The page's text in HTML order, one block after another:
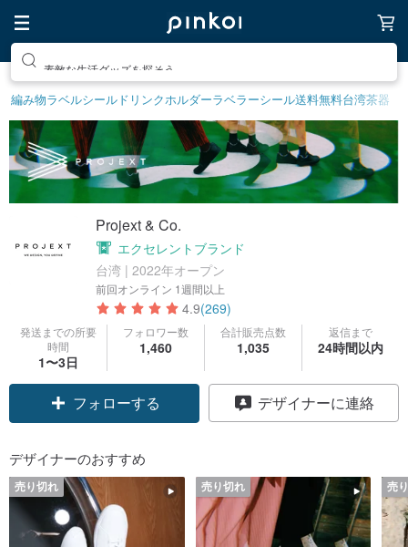
素敵な生活グッズを探そう
編み物ラベルシール ドリンクホルダーラベラーシール送料無料台湾茶器
Projext & Co.
エクセレントブランド
台湾 | 2022年オープン
前回オンライン 1週間以上
4.9(269)
発送までの所要
時間
1〜3日
フォロワー数
1,460
合計販売点数
1,035
返信まで
24時間以内
フォローする デザイナーに連絡
デザイナーのおすすめ
売り切れ 売り切れ 売